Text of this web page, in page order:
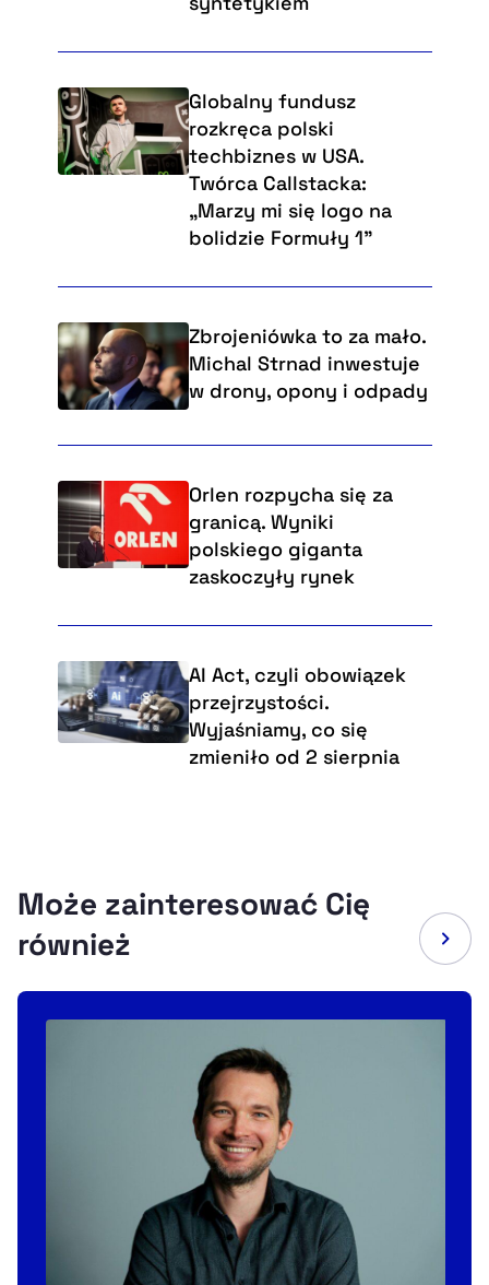
Globalny fundusz
rozkręca polski
techbiznes w USA.
Twórca Callstacka:
„Marzy mi się logo na
bolidzie Formuły 1”
Zbrojeniówka to za mało.
Michal Strnad inwestuje
w drony, opony i odpady
Orlen rozpycha się za
granicą. Wyniki
polskiego giganta
zaskoczyły rynek
AI Act, czyli obowiązek
przejrzystości.
Wyjaśniamy, co się
zmieniło od 2 sierpnia
Może zainteresować Cię
również